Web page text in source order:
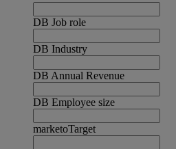
DB Job role
DB Industry
DB Annual Revenue
DB Employee size
marketoTarget